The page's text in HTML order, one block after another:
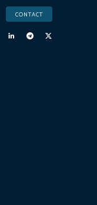
CONTACT